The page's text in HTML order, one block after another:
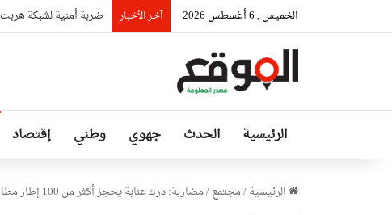
الخميس , 6 أغسطس 2026 آخر الأخبار ضربة أمنية لشبكة هربت 21 طنا من الكوكايين إلى أوروبا بتمويل من مستثمرين في الإمارات
الرئيسية الحدث جهوي وطني إقتصاد
الرئيسية/مجتمع/مضاربة: درك عنابة يحجز أكثر من 100 إطار مطاطي ويوقف 7 أشخاص مشتبه فيهم